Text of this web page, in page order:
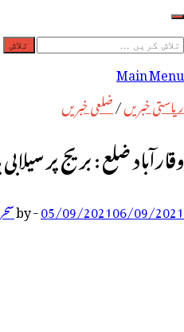
تلاش
کریں
برائے:
Main Menu
ریاستی خبریں/ضلعی خبریں
وقارآباد ضلع : بریج پر
05/09/202106/09/2021
-
by